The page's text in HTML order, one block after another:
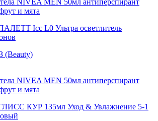
Icc L0 Ультра осветлитель
ГЛИСС КУР 135мл Уход & Увлажнение 5-1